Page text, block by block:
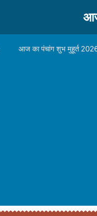
आज का पंचांग शुभ मुहूर्त